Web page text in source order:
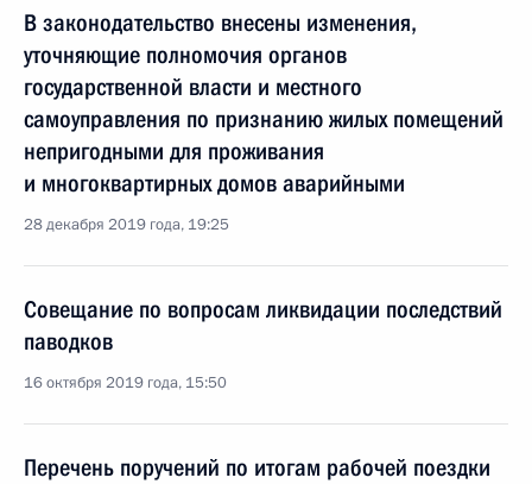
В законодательство внесены изменения,
уточняющие полномочия органов
государственной власти и местного
самоуправления по признанию жилых помещений
непригодными для проживания
и многоквартирных домов аварийными
28 декабря 2019 года, 19:25
Совещание по вопросам ликвидации последствий
паводков
16 октября 2019 года, 15:50
Перечень поручений по итогам рабочей поездки